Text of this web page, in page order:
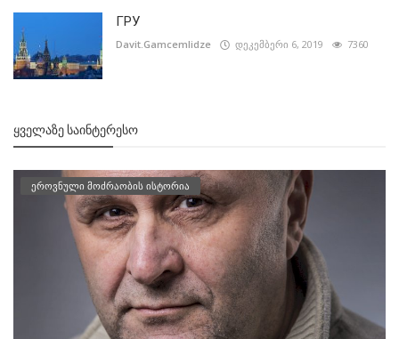
ГРУ
Davit.Gamcemlidze დეკემბერი 6, 2019 7360
ᲧᲕᲔᲚᲐᲖᲔ ᲡᲐᲘᲜᲢᲔᲠᲔᲡᲝ
ეროვნული მოძრაობის ისტორია